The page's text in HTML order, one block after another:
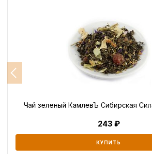
Чай зеленый КамлевЪ Сибирская
243
КУПИТЬ